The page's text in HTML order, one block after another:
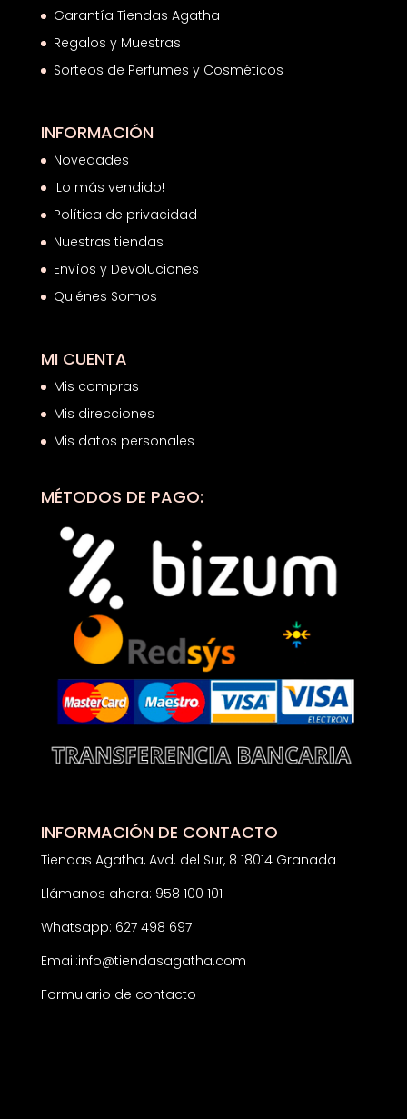
Garantía Tiendas Agatha
Regalos y Muestras
Sorteos de Perfumes y Cosméticos
INFORMACIÓN
Novedades
¡Lo más vendido!
Política de privacidad
Nuestras tiendas
Envíos y Devoluciones
Quiénes Somos
MI CUENTA
Mis compras
Mis direcciones
Mis datos personales
MÉTODOS DE PAGO:
INFORMACIÓN DE CONTACTO
Tiendas Agatha, Avd. del Sur, 8 18014 Granada
Llámanos ahora: 958 100 101
Whatsapp: 627 498 697
Email:info@tiendasagatha.com
Formulario de contacto